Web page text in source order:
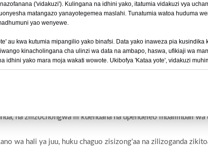
na unyevunyevu au mfiduo wa mazingira.
masanduku?
kwa kawaida kuanzia 0.2mm hadi 1.0mm.
zikitoa uimara zaidi na nguvu ya kimuundo.
na mahitaji ya uchapishaji au ubinafsishaji.
tofauti?
na zilizochongwa ili kuendana na upendeleo mbalimbali wa
wa hali ya juu, huku chaguo zisizong'aa na zilizoganda
('vidakuzi'). Kulingana na idhini yako, itatumia vidakuzi vya
matangazo yanayotegemea maslahi. Tunatumia watoa huduma
yao wenyewe.
au kwa kutumia mipangilio yako binafsi. Data yako inaweza pia kusindika
kinacholingana cha ulinzi wa data na ambapo, haswa, ufikiaji wa
idhini yako mara moja wakati wowote. Ukibofya 'Kataa yote', vidakuzi